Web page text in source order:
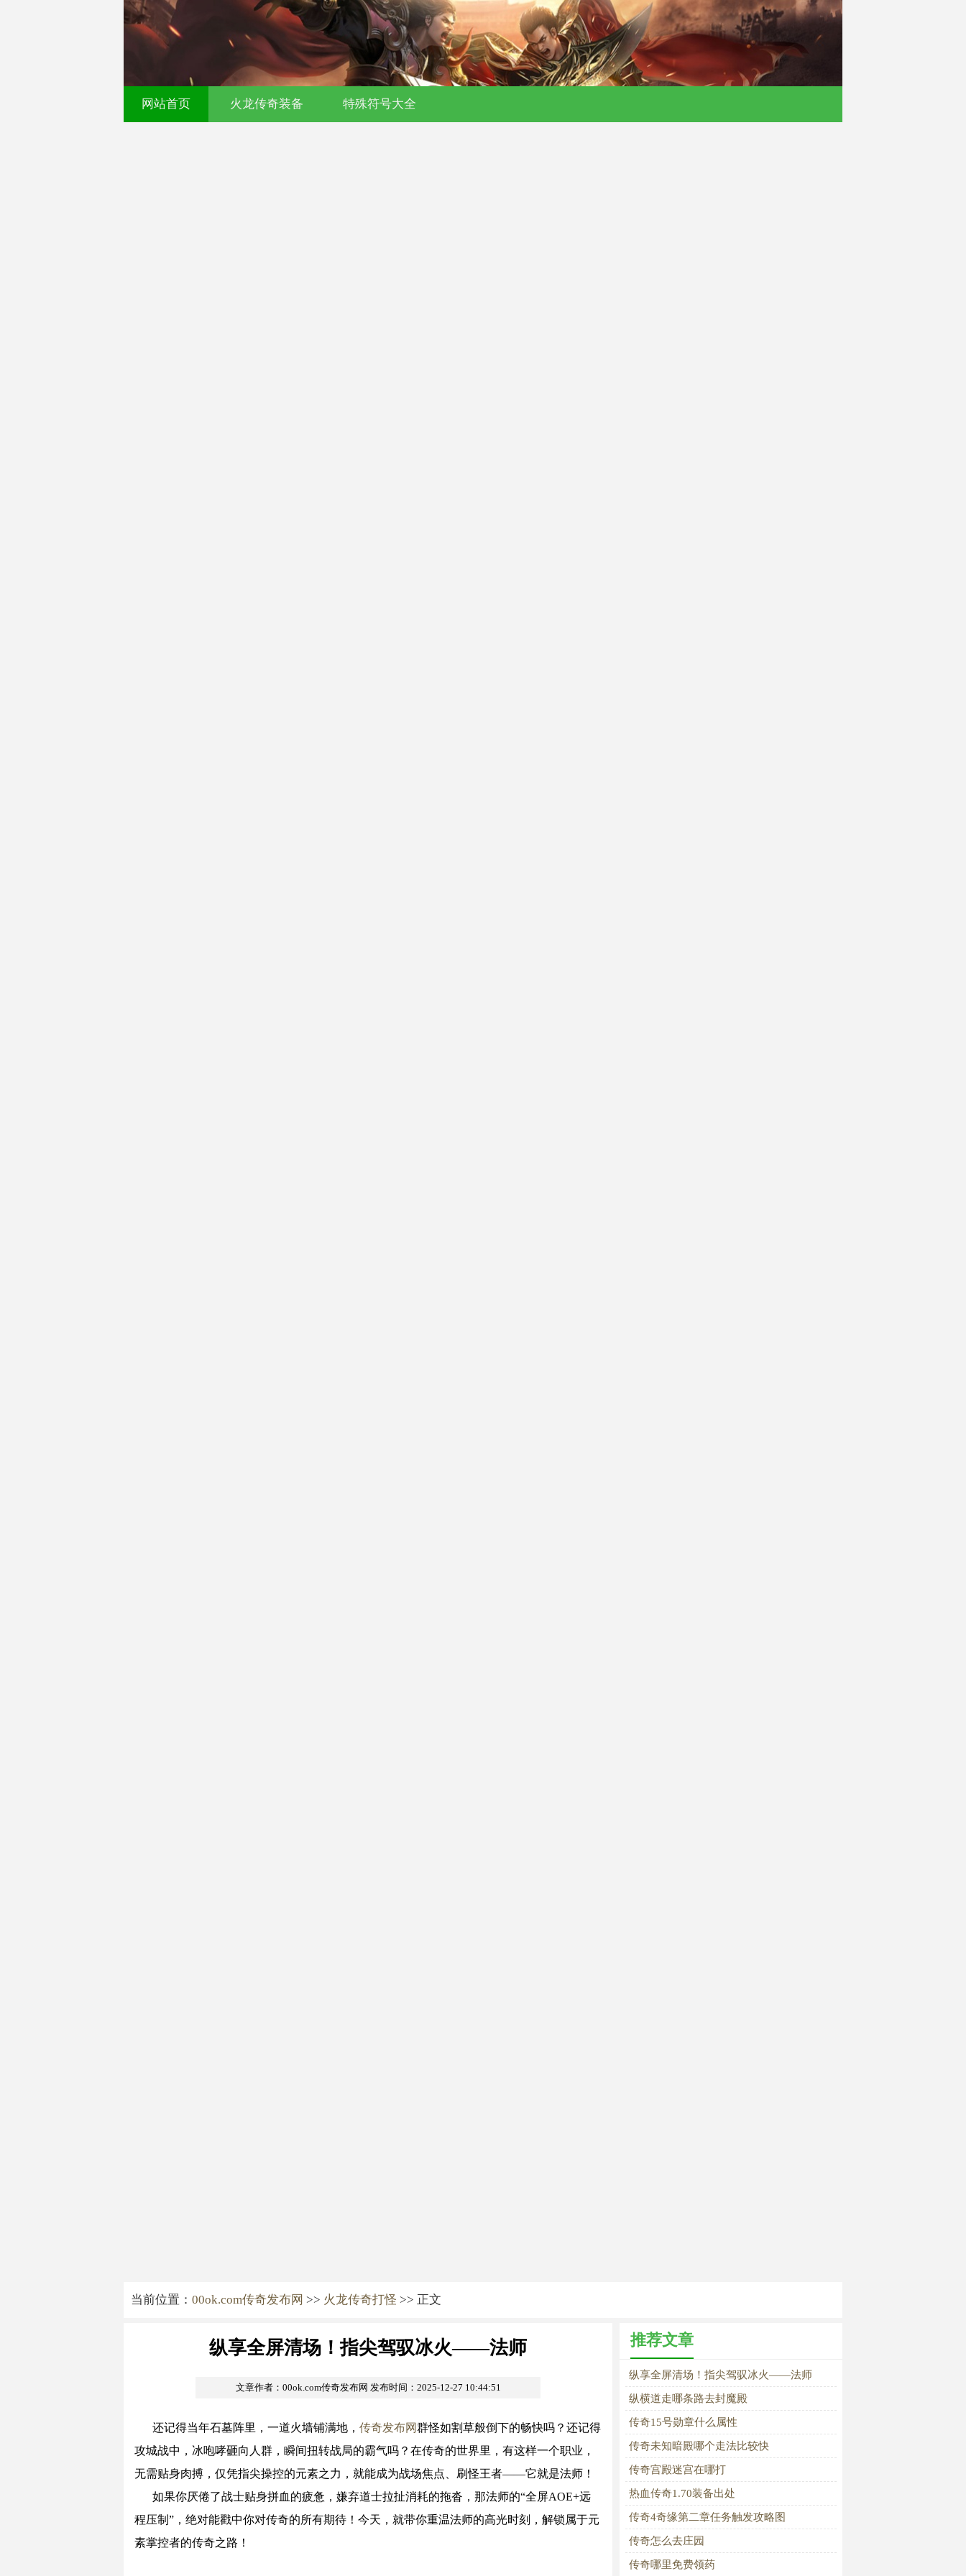
网站首页 火龙传奇装备 特殊符号大全
当前位置： 00ok.com传奇发布网 >> 火龙传奇打怪 >> 正文
纵享全屏清场！指尖驾驭冰火——法师
文章作者：00ok.com传奇发布网 发布时间：2025-12-27 10:44:51
还记得当年石墓阵里，一道火墙铺满地， 传奇发布网群怪如割草般倒下的畅快吗？还记得
攻城战中，冰咆哮砸向人群，瞬间扭转战局的霸气吗？在传奇的世界里，有这样一个职业，
无需贴身肉搏，仅凭指尖操控的元素之力，就能成为战场焦点、刷怪王者——它就是法师！
如果你厌倦了战士贴身拼血的疲惫，嫌弃道士拉扯消耗的拖沓，那法师的“全屏AOE+远
程压制”，绝对能戳中你对传奇的所有期待！今天，就带你重温法师的高光时刻，解锁属于元
素掌控者的传奇之路！
推荐文章
纵享全屏清场！指尖驾驭冰火——法师
纵横道走哪条路去封魔殿
传奇15号勋章什么属性
传奇未知暗殿哪个走法比较快
传奇宫殿迷宫在哪打
热血传奇1.70装备出处
传奇4奇缘第二章任务触发攻略图
传奇怎么去庄园
传奇哪里免费领药